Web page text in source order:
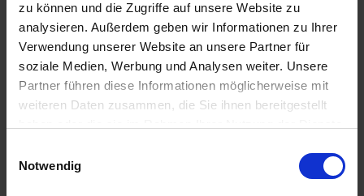
zu können und die Zugriffe auf unsere Website zu
analysieren. Außerdem geben wir Informationen zu Ihrer
Verwendung unserer Website an unsere Partner für
soziale Medien, Werbung und Analysen weiter. Unsere
Partner führen diese Informationen möglicherweise mit
weiteren Daten zusammen, die Sie ihnen bereitgestellt
Notwendig
BAT Pro Vital
BAT Pro Phosphor
Aktiv